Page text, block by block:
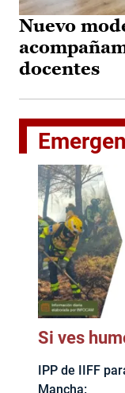
Nuevo
docentes
Si ves
IPP de IIFF
Mancha: